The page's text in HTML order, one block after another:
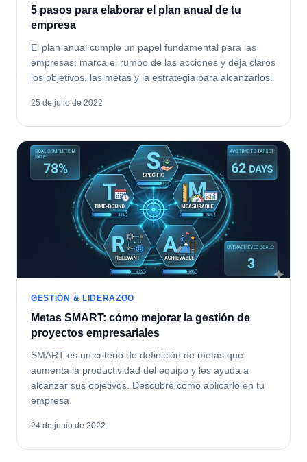
5 pasos para elaborar el plan anual de tu
empresa
El plan anual cumple un papel fundamental para las
empresas: marca el rumbo de las acciones y deja claros
los objetivos, las metas y la estrategia para alcanzarlos.
25 de julio de 2022
GESTIÓN & LIDERAZGO
Metas SMART: cómo mejorar la gestión de
proyectos empresariales
SMART es un criterio de definición de metas que
aumenta la productividad del equipo y les ayuda a
alcanzar sus objetivos. Descubre cómo aplicarlo en tu
empresa.
24 de junio de 2022